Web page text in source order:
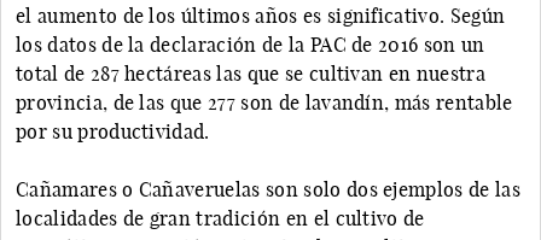
el aumento de los últimos años es significativo. Según
los datos de la declaración de la PAC de 2016 son un
total de 287 hectáreas las que se cultivan en nuestra
provincia, de las que 277 son de lavandín, más rentable
por su productividad.
Cañamares o Cañaveruelas son solo dos ejemplos de las
localidades de gran tradición en el cultivo de